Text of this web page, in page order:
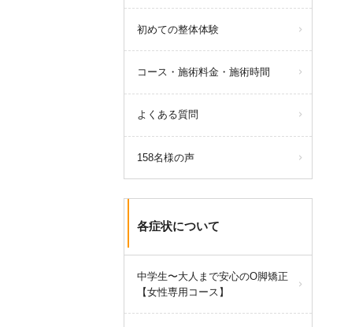
初めての整体体験
コース・施術料金・施術時間
よくある質問
158名様の声
各症状について
中学生〜大人まで安心のO脚矯正
【女性専用コース】